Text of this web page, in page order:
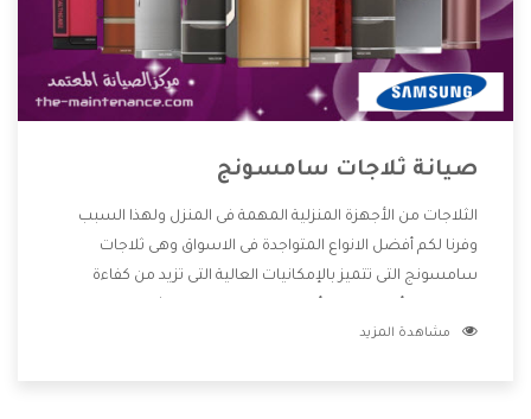
صيانة ثلاجات سامسونج
الثلاجات من الأجهزة المنزلية المهمة فى المنزل ولهذا السبب
وفرنا لكم أفضل الانواع المتواجدة فى الاسواق وهى ثلاجات
سامسونج التى تتميز بالإمكانيات العالية التى تزيد من كفاءة
وبجانب تلك المميزات تتوافر بأفضل الاسعار المناسبة لجميع
مشاهدة المزيد